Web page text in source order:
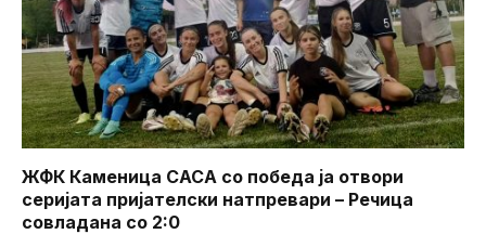
ЖФК Каменица САСА со победа ја отвори
серијата пријателски натпревари – Речица
совладана со 2:0